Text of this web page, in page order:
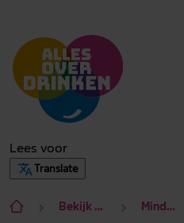
Lees voor
Translate
Bekijk hier alle onderwerpen Minder alcohol drinken?